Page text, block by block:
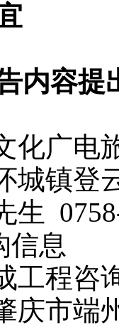
内容
化广电
城镇登
生
信息
工程咨
庆市端